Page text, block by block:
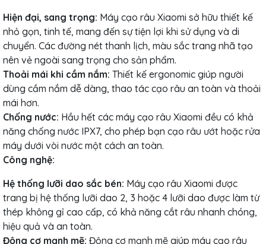
Hiện đại, sang trọng: Máy cạo râu Xiaomi sở hữu thiết kế
nhỏ gọn, tinh tế, mang đến sự tiện lợi khi sử dụng và di
chuyển. Các đường nét thanh lịch, màu sắc trang nhã tạo
nên vẻ ngoài sang trọng cho sản phẩm.
Thoải mái khi cầm nắm: Thiết kế ergonomic giúp người
dùng cầm nắm dễ dàng, thao tác cạo râu an toàn và thoải
mái hơn.
Chống nước: Hầu hết các máy cạo râu Xiaomi đều có khả
năng chống nước IPX7, cho phép bạn cạo râu ướt hoặc rửa
máy dưới vòi nước một cách an toàn.
Công nghệ:
Hệ thống lưỡi dao sắc bén: Máy cạo râu Xiaomi được
trang bị hệ thống lưỡi dao 2, 3 hoặc 4 lưỡi dao được làm từ
thép không gỉ cao cấp, có khả năng cắt râu nhanh chóng,
hiệu quả và an toàn.
Động cơ mạnh mẽ: Động cơ mạnh mẽ giúp máy cạo râu